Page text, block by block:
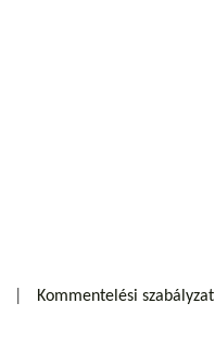
Kommentelési szabályzat